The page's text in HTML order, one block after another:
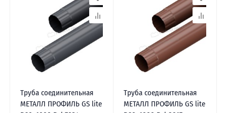
Труба соединительная
МЕТАЛЛ ПРОФИЛЬ GS lite
Труба соединительная
МЕТАЛЛ ПРОФИЛЬ GS lite